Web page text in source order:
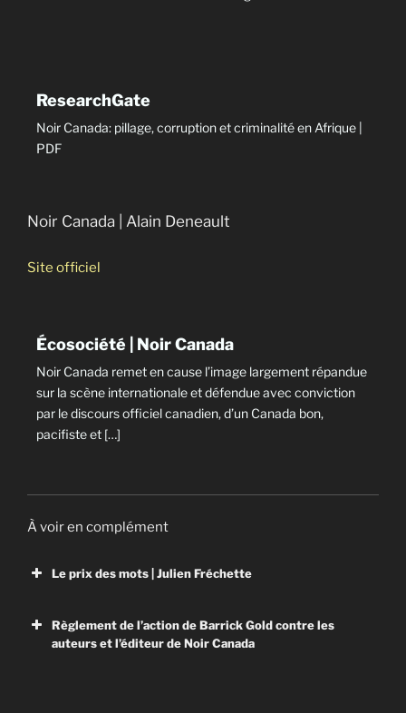
ResearchGate
Noir Canada: pillage, corruption et criminalité en Afrique |
PDF
Noir Canada | Alain Deneault
Site officiel
Écosociété | Noir Canada
Noir Canada remet en cause l’image largement répandue
sur la scène internationale et défendue avec conviction
par le discours officiel canadien, d’un Canada bon,
pacifiste et […]
À voir en complément
Le prix des mots | Julien Fréchette
Règlement de l’action de Barrick Gold contre les
auteurs et l’éditeur de Noir Canada